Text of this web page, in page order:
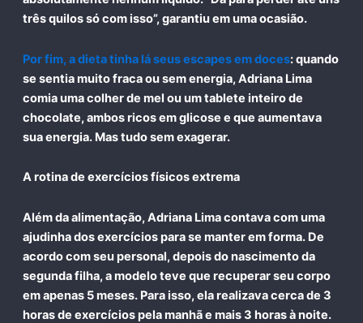
três quilos só com isso”, garantiu em uma ocasião.
Por fim, a dieta tinha lá seus escapes em doces: quando
se sentia muito fraca ou sem energia, Adriana Lima
comia umacolher de mel ou umtablete inteiro de
chocolate, ambos ricos em glicose e que aumentava
sua energia. Mas tudo sem exagerar.
A rotina de exercícios físicos extrema
Além da alimentação, Adriana Lima contava com uma
ajudinha dos exercícios para se manter em forma. De
acordo com seu personal, depois do nascimento da
segunda filha, a modelo teve que recuperar seu corpo
em apenas 5 meses. Para isso, ela realizava cerca de 3
horas de exercícios pela manhã e mais 3 horas à noite.